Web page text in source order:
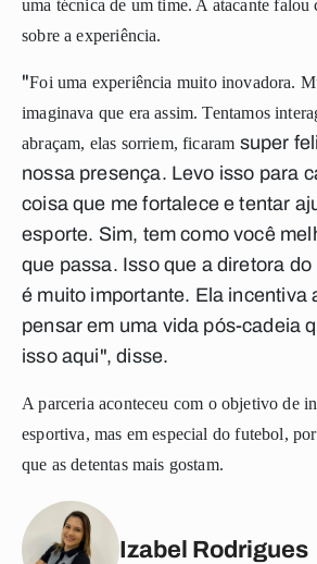
uma técnicade um time. A atacante falou
sobre a experiência.
"Foi uma experiência muito inovadora.
imaginava que era assim. Tentamos
abraçam, elas sorriem, ficaram super
nossa presença. Levo isso para
coisa que me fortalece e tentar
esporte. Sim, tem como você
que passa. Isso que a diretora
é muito importante. Ela incentiva
pensar em uma vida pós-cadeia
isso aqui",disse.
Aparceria aconteceu com o objetivo de
esportiva, mas em especial do futebol,
que as detentas mais gostam.
Izabel Rodrigues